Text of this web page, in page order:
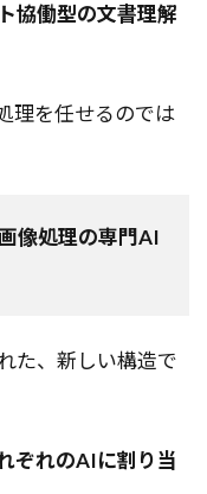
協働型の文書理解
理を任せるのでは
像処理の専門AI
た、新しい構造で
ぞれのAIに割り当